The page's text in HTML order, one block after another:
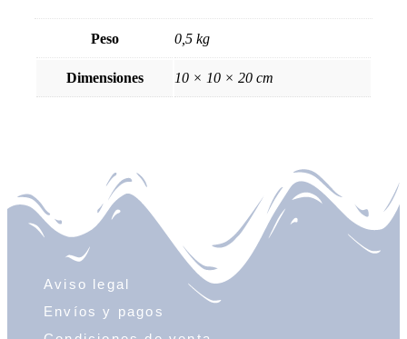
Peso 0,5 kg
Dimensiones 10 × 10 × 20 cm
Aviso legal
Envíos y pagos